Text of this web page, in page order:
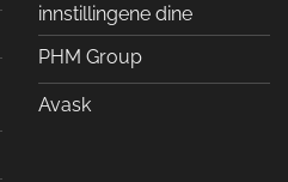
innstillingene dine
PHM Group
Avask